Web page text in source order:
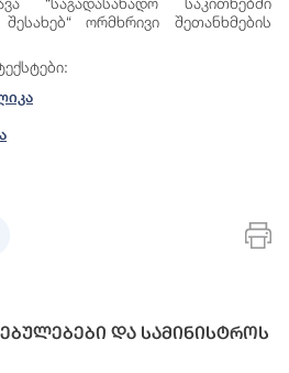
ორმხრივი შეთანხმების
:
და სამინისტროს